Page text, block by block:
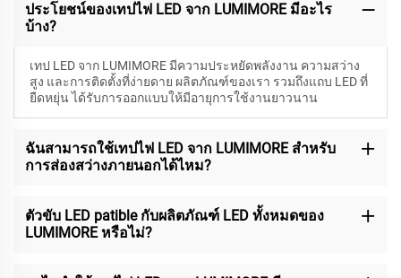
ประโยชน์ของเทปไฟ LED จาก LUMIMORE มีอะไร
บ้าง?
เทป LED จาก LUMIMORE มีความประหยัดพลังงาน ความสว่าง
สูง และการติดตั้งที่ง่ายดาย ผลิตภัณฑ์ของเรา รวมถึงแถบ LED ที่
ยืดหยุ่น ได้รับการออกแบบให้มีอายุการใช้งานยาวนาน
ฉันสามารถใช้เทปไฟ LED จาก LUMIMORE สำหรับ
การส่องสว่างภายนอกได้ไหม?
ตัวขับ LED patible กับผลิตภัณฑ์ LED ทั้งหมดของ
LUMIMORE หรือไม่?